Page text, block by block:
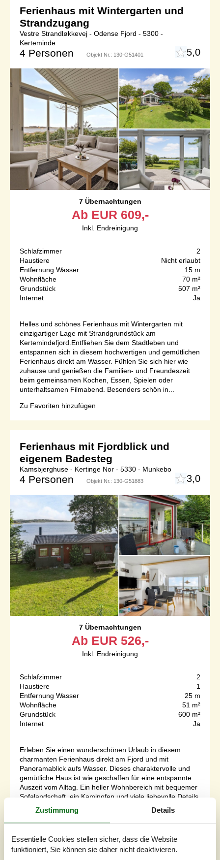
Ferienhaus mit Wintergarten und
Strandzugang
Vestre Strandløkkevej - Odense Fjord - 5300 -
Kerteminde
4 Personen Objekt Nr.: 130-G51401 5,0
7 Übernachtungen
Ab EUR 609,-
Inkl. Endreinigung
Schlafzimmer
2
Haustiere
Nicht erlaubt
Entfernung Wasser
15 m
Wohnfläche
70 m²
Grundstück
507 m²
Internet
Ja
Helles und schönes Ferienhaus mit Wintergarten mit
einzigartiger Lage mit Strandgrundstück am
Kertemindefjord.Entfliehen Sie dem Stadtleben und
entspannen sich in diesem hochwertigen und gemütlichen
Ferienhaus direkt am Wasser. Fühlen Sie sich hier wie
zuhause und genießen die Familien- und Freundeszeit
beim gemeinsamen Kochen, Essen, Spielen oder
unterhaltsamen Filmabend. Besonders schön in...
Zu Favoriten hinzufügen
Ferienhaus mit Fjordblick und
eigenem Badesteg
Kamsbjerghuse - Kertinge Nor - 5330 - Munkebo
4 Personen Objekt Nr.: 130-G51883 3,0
7 Übernachtungen
Ab EUR 526,-
Inkl. Endreinigung
Schlafzimmer
2
Haustiere
1
Entfernung Wasser
25 m
Wohnfläche
51 m²
Grundstück
600 m²
Internet
Ja
Erleben Sie einen wunderschönen Urlaub in diesem
charmanten Ferienhaus direkt am Fjord und mit
Panoramablick aufs Wasser. Dieses charaktervolle und
gemütliche Haus ist wie geschaffen für eine entspannte
Auszeit vom Alltag. Ein heller Wohnbereich mit bequemer
Sofalandschaft, ein Kaminofen und viele liebevolle Details
sorgen für beruhigende Atmosphäre. Genießen Sie den
Blick auf den Fjord, vert...
Zustimmung Details
Essentielle Cookies stellen sicher, dass die Website
funktioniert, Sie können sie daher nicht deaktivieren.